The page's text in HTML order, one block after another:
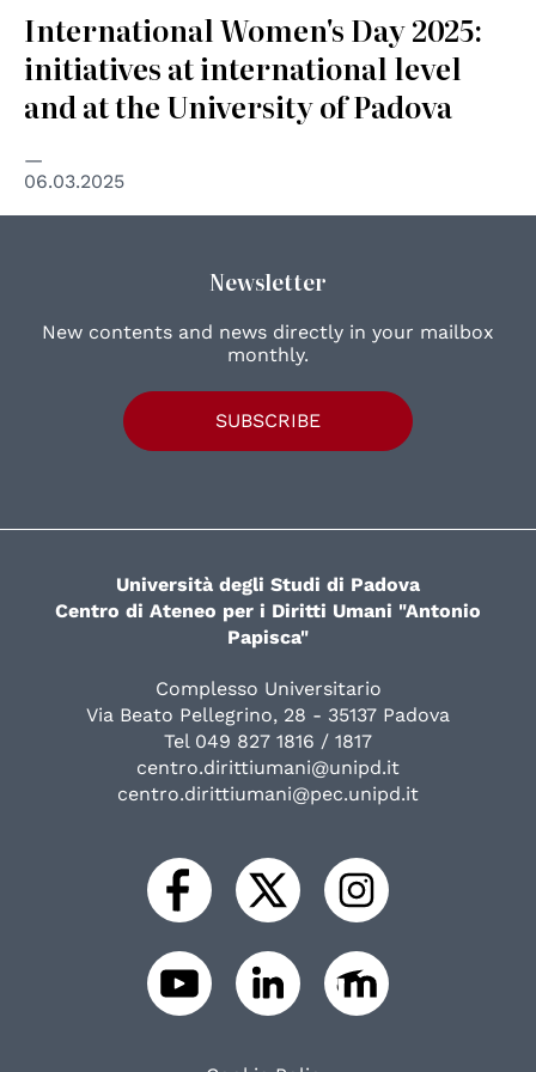
International Women's Day 2025:
initiatives at international level
and at the University of Padova
06.03.2025
Newsletter
New contents and news directly in your mailbox
monthly.
SUBSCRIBE
Università degli Studi di Padova
Centro di Ateneo per i Diritti Umani "Antonio
Papisca"
Complesso Universitario
Via Beato Pellegrino, 28 - 35137 Padova
Tel 049 827 1816 / 1817
centro.dirittiumani@unipd.it
centro.dirittiumani@pec.unipd.it